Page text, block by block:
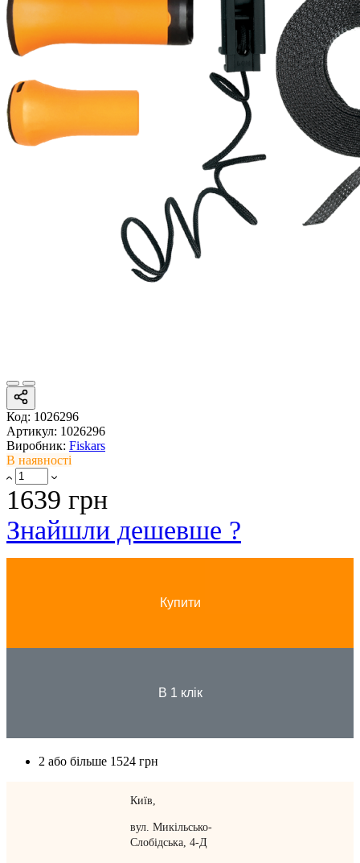
Код: 1026296
Артикул: 1026296
Виробник: Fiskars
В наявності
1639 грн
Знайшли дешевше ?
Купити
В 1 клік
2 або більше 1524 грн
Київ,
вул. Микільсько-
Слобідська, 4-Д